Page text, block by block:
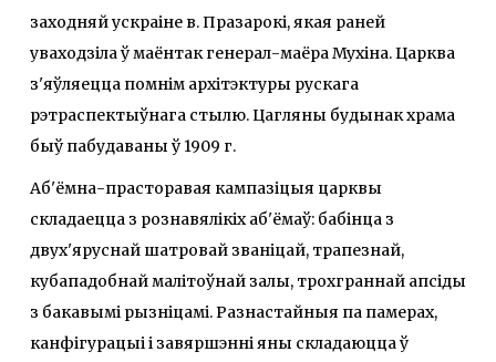
заходняй ускраіне в. Празарокі, якая раней
уваходзіла ў маёнтак генерал-маёра Мухіна. Царква
з'яўляецца помнім архітэктуры рускага
рэтраспектыўнага стылю. Цагляны будынак храма
быў пабудаваны ў 1909 г.
Аб'ёмна-прасторавая кампазіцыя царквы
складаецца з рознавялікіх аб'ёмаў: бабінца з
двух'яруснай шатровай званіцай, трапезнай,
кубападобнай малітоўнай залы, трохграннай апсіды
з бакавымі рызніцамі. Разнастайныя па памерах,
канфігурацыі і завяршэнні яны складаюцца ў